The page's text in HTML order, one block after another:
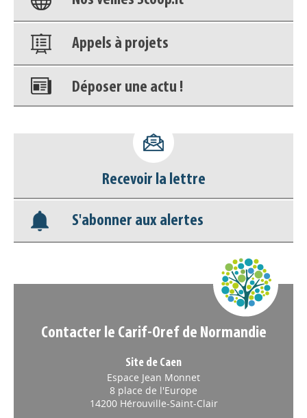
Appels à projets
Déposer une actu !
déconnecter)
Base documentaire
Nos veilles Scoop.it
Recevoir la lettre
S'abonner aux alertes
Contacter le Carif-Oref de Normandie
Site de Caen
Espace Jean Monnet
8 place de l'Europe
14200 Hérouville-Saint-Clair